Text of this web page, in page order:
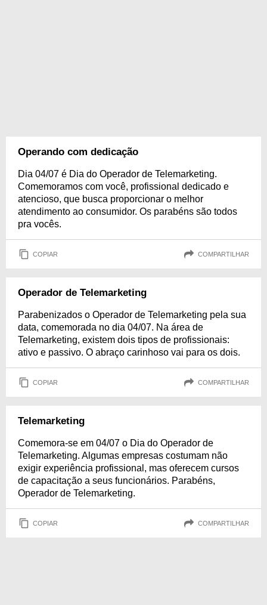
Operando com dedicação
Dia 04/07 é Dia do Operador de Telemarketing.
Comemoramos com você, profissional dedicado e
atencioso, que busca proporcionar o melhor
atendimento ao consumidor. Os parabéns são todos
pra vocês.
COPIAR COMPARTILHAR
Operador de Telemarketing
Parabenizados o Operador de Telemarketing pela sua
data, comemorada no dia 04/07. Na área de
Telemarketing, existem dois tipos de profissionais:
ativo e passivo. O abraço carinhoso vai para os dois.
COPIAR COMPARTILHAR
Telemarketing
Comemora-se em 04/07 o Dia do Operador de
Telemarketing. Algumas empresas costumam não
exigir experiência profissional, mas oferecem cursos
de capacitação a seus funcionários. Parabéns,
Operador de Telemarketing.
COPIAR COMPARTILHAR